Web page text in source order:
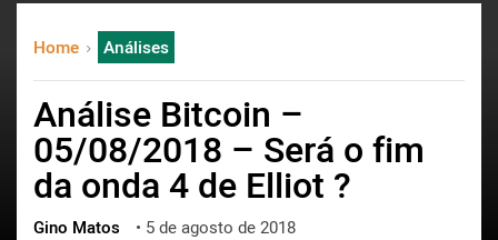
中文
한국어
العربية
ไทย
ქართული
Home Análises
Análise Bitcoin –
05/08/2018 – Será o fim
da onda 4 de Elliot ?
Gino Matos • 5 de agosto de 2018